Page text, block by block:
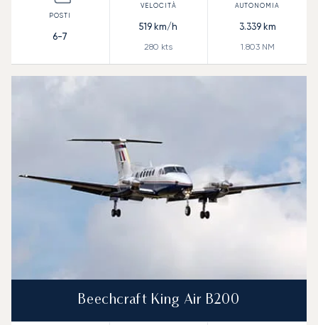
6-7
519 km/h
280 kts
3.339km
1.803NM
Beechcraft King Air B200